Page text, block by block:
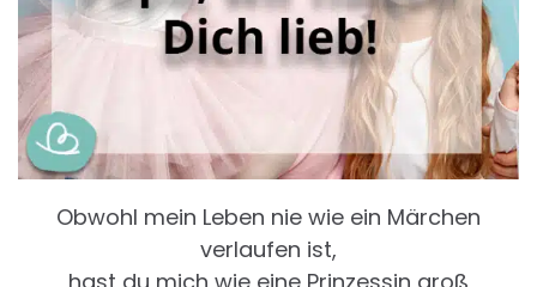
Obwohl mein Leben nie wie ein Märchen
verlaufen ist,